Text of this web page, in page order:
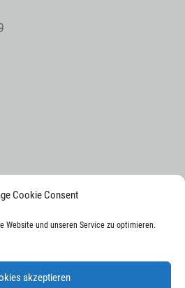
Cookie Consent
Website und unseren Service zu optimieren.
akzeptieren